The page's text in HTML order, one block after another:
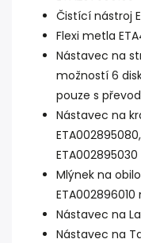
Čistící nástroj
Flexi metla
Nástavec na
možností 6
pouze s
Nástavec na
Mlýnek na
Nástavec na
Nástavec na